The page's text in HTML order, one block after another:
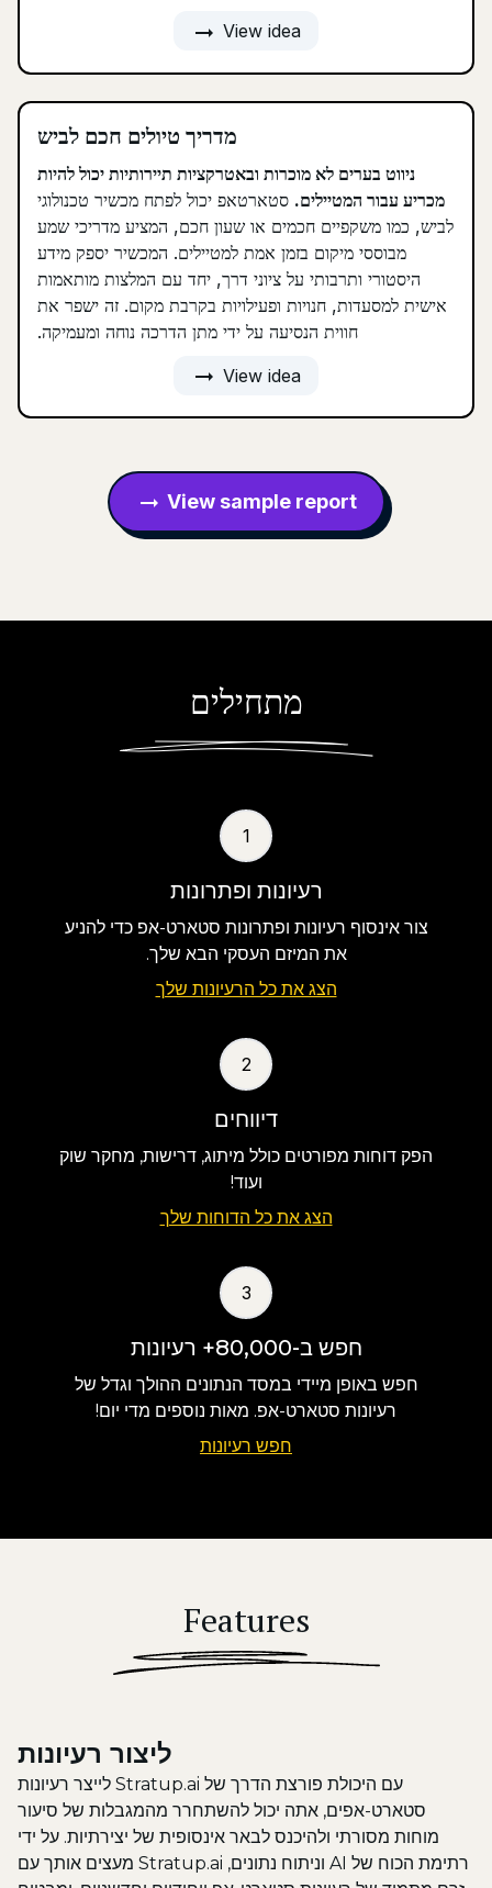
View idea
arrow_right_alt
מדריך טיולים חכם לביש
ניווט בערים לא מוכרות ובאטרקציות תיירותיות יכול להיות
מכריע עבור המטיילים. סטארטאפ יכול לפתח מכשיר טכנולוגי
לביש, כמו משקפיים חכמים או שעון חכם, המציע מדריכי שמע
מבוססי מיקום בזמן אמת למטיילים. המכשיר יספק מידע
היסטורי ותרבותי על ציוני דרך, יחד עם המלצות מותאמות
אישית למסעדות, חנויות ופעילויות בקרבת מקום. זה ישפר את
חווית הנסיעה על ידי מתן הדרכה נוחה ומעמיקה.
View idea
arrow_right_alt
View sample report
arrow_right_alt
מתחילים
1
רעיונות ופתרונות
צור אינסוף רעיונות ופתרונות סטארט-אפ כדי להניע
את המיזם העסקי הבא שלך.
הצג את כל הרעיונות שלך
2
דיווחים
הפק דוחות מפורטים כולל מיתוג, דרישות, מחקר שוק
ועוד!
הצג את כל הדוחות שלך
3
חפש ב-80,000+ רעיונות
חפש באופן מיידי במסד הנתונים ההולך וגדל של
רעיונות סטארט-אפ. מאות נוספים מדי יום!
חפש רעיונות
Features
ליצור רעיונות
עם היכולת פורצת הדרך של Stratup.ai לייצר רעיונות
סטארט-אפים, אתה יכול להשתחרר מהמגבלות של סיעור
מוחות מסורתי ולהיכנס לבאר אינסופית של יצירתיות. על ידי
רתימת הכוח של AI וניתוח נתונים, Stratup.ai מעצים אותך עם